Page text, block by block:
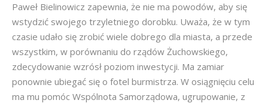
Paweł Bielinowicz zapewnia, że nie ma powodów, aby się
wstydzić swojego trzyletniego dorobku. Uważa, że w tym
czasie udało się zrobić wiele dobrego dla miasta, a przede
wszystkim, w porównaniu do rządów Żuchowskiego,
zdecydowanie wzrósł poziom inwestycji. Ma zamiar
ponownie ubiegać się o fotel burmistrza. W osiągnięciu celu
ma mu pomóc Wspólnota Samorządowa, ugrupowanie, z